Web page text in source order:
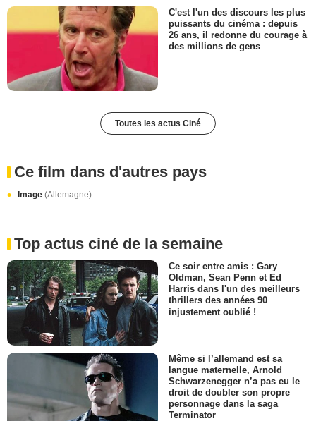
C'est l'un des discours les plus
puissants du cinéma : depuis
26 ans, il redonne du courage à
des millions de gens
Toutes les actus Ciné
Ce film dans d'autres pays
Image (Allemagne)
Top actus ciné de la semaine
Ce soir entre amis : Gary
Oldman, Sean Penn et Ed
Harris dans l'un des meilleurs
thrillers des années 90
injustement oublié !
Même si l’allemand est sa
langue maternelle, Arnold
Schwarzenegger n’a pas eu le
droit de doubler son propre
personnage dans la saga
Terminator